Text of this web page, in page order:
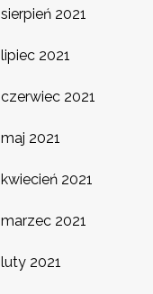
sierpień 2021
lipiec 2021
czerwiec 2021
maj 2021
kwiecień 2021
marzec 2021
luty 2021